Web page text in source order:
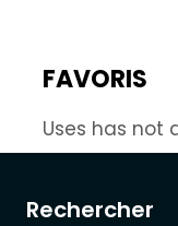
Rechercher
FAVORIS
Uses has not